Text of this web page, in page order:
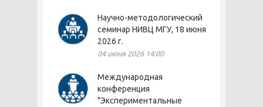
Научно-методологический
семинар НИВЦ МГУ, 18 июня
2026 г.
04 июня 2026 14:00
Международная
конференция
"Экспериментальные